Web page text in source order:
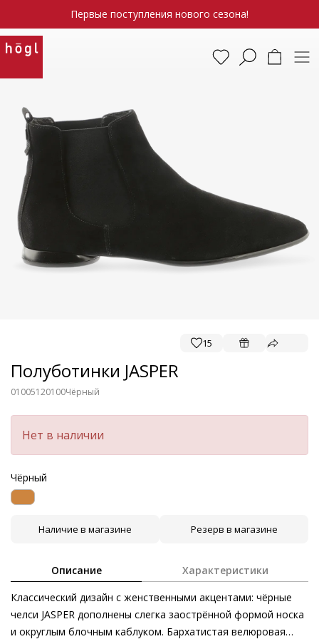
Первые поступления нового сезона!
15
Полуботинки JASPER
01005120100Чёрный
Нет в наличии
Чёрный
Наличие в магазине Резерв в магазине
Описание Характеристики
Классический дизайн с женственными акцентами: чёрные
челси JASPER дополнены слегка заострённой формой носка
и округлым блочным каблуком. Бархатистая велюровая